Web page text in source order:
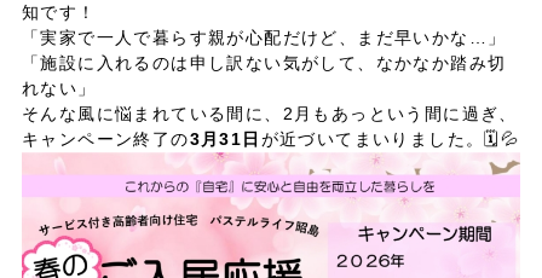
知です！
「実家で一人で暮らす親が心配だけど、まだ早いかな…」
「施設に入れるのは申し訳ない気がして、なかなか踏み切
れない」
そんな風に悩まれている間に、2月もあっという間に過ぎ、
キャンペーン終了の3月31日 が近づいてまいりました。🗓️💦